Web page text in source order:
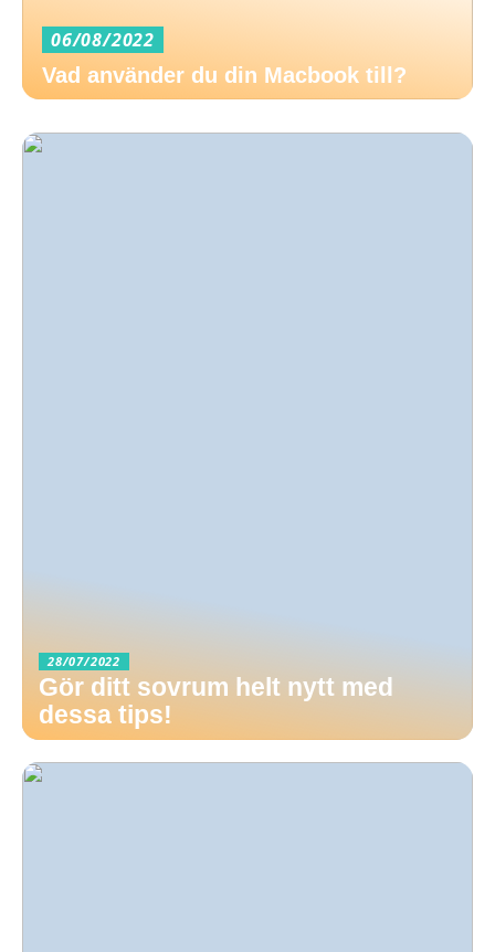
06/08/2022
Vad använder du din Macbook till?
28/07/2022
Gör ditt sovrum helt nytt med
dessa tips!